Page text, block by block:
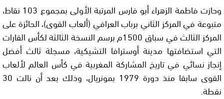
وحازت فاطمة الزهراء أبو فارس المرتبة الأولى بمجموع 103 نقاط،
متبوعة في المركز الثاني برباب العرافي (ألعاب القوى)، الحائزة على
المركز الثالث في سباق 1500م برسم النسخة الثالثة لكأس القارات
التي استضافتها مدينة أوسترافا التشيكية، مسجلة ثالث أفضل
إنجاز نسائي في تاريخ المشاركة المغربية في كأس العالم لألعاب
القوى سابقا منذ دورة 1979 بمونريال، وذلك بعد أن نالت 30
نقطة.